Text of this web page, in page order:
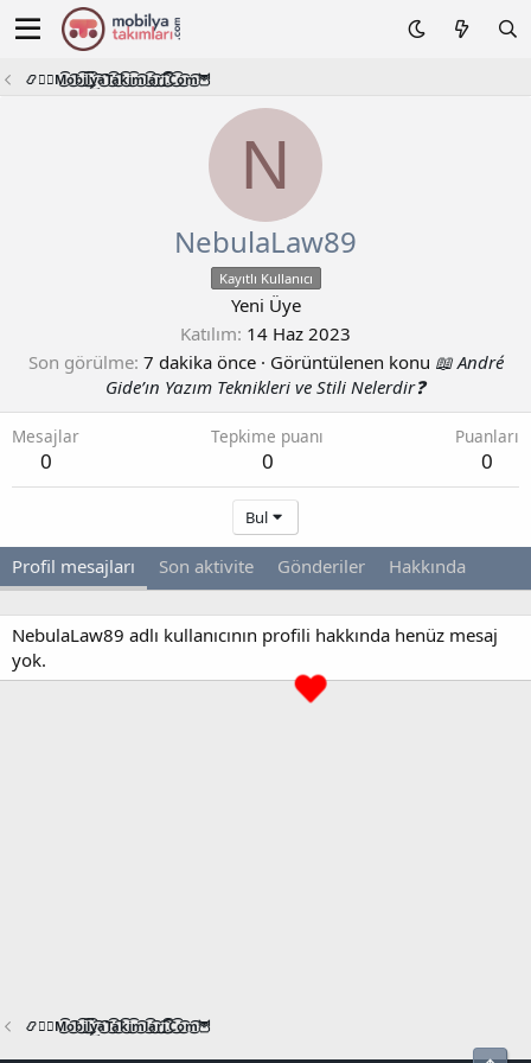
📿🧙‍♂️M͜͡o͜͡b͜͡i͜͡l͜͡y͜͡a͜͡T͜͡a͜͡k͜͡i͜͡m͜͡l͜͡a͜͡r͜͡i͜͡.͜͡C͜͡o͜͡m͜͡🦉
N
NebulaLaw89
Kayıtlı Kullanıcı
Yeni Üye
Katılım 14 Haz 2023
Son görülme 7 dakika önce · Görüntülenen konu 📖 André
Gide’ın Yazım Teknikleri ve Stili Nelerdir❓
Mesajlar
0
Tepkime puanı
0
Puanları
0
Bul
Profil mesajları Son aktivite Gönderiler Hakkında
NebulaLaw89 adlı kullanıcının profili hakkında henüz mesaj
yok.
📿🧙‍♂️M͜͡o͜͡b͜͡i͜͡l͜͡y͜͡a͜͡T͜͡a͜͡k͜͡i͜͡m͜͡l͜͡a͜͡r͜͡i͜͡.͜͡C͜͡o͜͡m͜͡🦉